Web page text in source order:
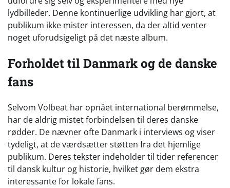
lydbilleder. Denne kontinuerlige udvikling har gjort, at
publikum ikke mister interessen, da der altid venter
noget uforudsigeligt på det næste album.
Forholdet til Danmark og de danske
fans
Selvom Volbeat har opnået international berømmelse,
har de aldrig mistet forbindelsen til deres danske
rødder. De nævner ofte Danmark i interviews og viser
tydeligt, at de værdsætter støtten fra det hjemlige
publikum. Deres tekster indeholder til tider referencer
til dansk kultur og historie, hvilket gør dem ekstra
interessante for lokale fans.